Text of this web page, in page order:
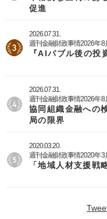
促進
2026.07.31.
週刊金融財政事情2026年8
『AIバブル後の投
2026.07.31.
週刊金融財政事情2026年8
協同組織金融への
局の限界
2020.03.20.
週刊金融財政事情2020年3
「地域人材支援戦